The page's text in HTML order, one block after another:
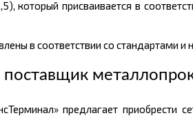
который присваивается в
в соответствии со стандартами и
предлагает